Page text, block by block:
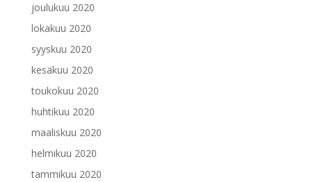
joulukuu 2020
lokakuu 2020
syyskuu 2020
kesäkuu 2020
toukokuu 2020
huhtikuu 2020
maaliskuu 2020
helmikuu 2020
tammikuu 2020